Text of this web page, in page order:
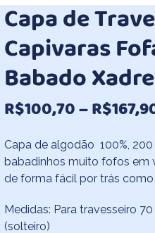
Capa de
Capivaras
Babado
R$100,70–R$
Capa de algodão 100%,
babadinhos muito fofos em
de forma fácil por trás como
Medidas: Para travesseiro
(solteiro)